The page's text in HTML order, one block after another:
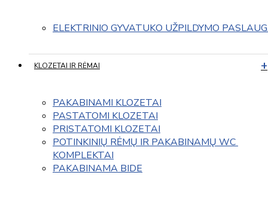
ELEKTRINIO GYVATUKO UŽPILDYMO
KLOZETAI IR RĖMAI
PAKABINAMI KLOZETAI
PASTATOMI KLOZETAI
PRISTATOMI KLOZETAI
POTINKINIŲ RĖMŲ IR PAKABINAMŲ WC
KOMPLEKTAI
PAKABINAMA BIDE